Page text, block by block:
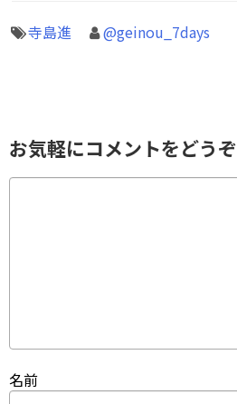
寺島進 @geinou_7days
お気軽にコメントをどうぞ
名前